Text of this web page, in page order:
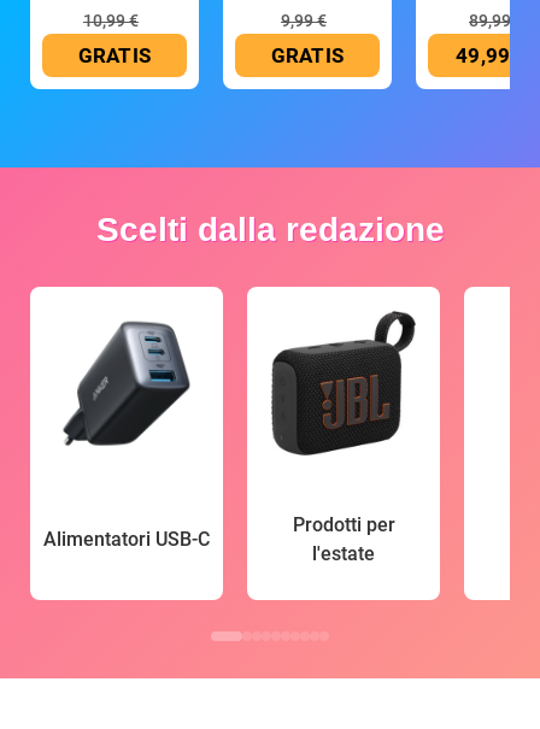
10,99 €
GRATIS
9,99 €
GRATIS
89,99 €
49,99 €
Scelti dalla redazione
Alimentatori USB-C
Prodotti per
l'estate